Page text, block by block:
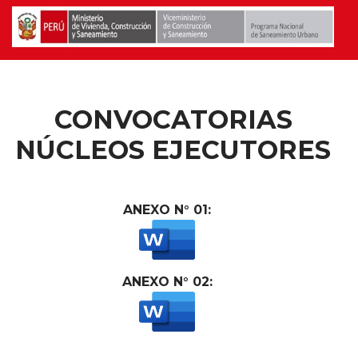
CONVOCATORIAS
NÚCLEOS EJECUTORES
ANEXO N° 01:
ANEXO N° 02: